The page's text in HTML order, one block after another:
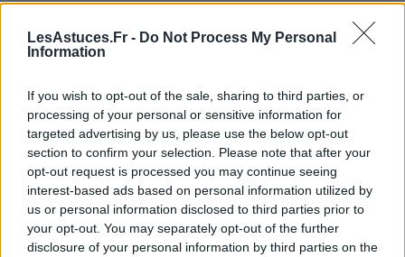
LesAstuces.Fr - Do Not Process My Personal
Information
If you wish to opt-out of the sale, sharing to third parties, or
processing of your personal or sensitive information for
targeted advertising by us, please use the below opt-out
section to confirm your selection. Please note that after your
opt-out request is processed you may continue seeing
interest-based ads based on personal information utilized by
us or personal information disclosed to third parties prior to
your opt-out. You may separately opt-out of the further
disclosure of your personal information by third parties on the
Soyez concis et précis :Une lettre de motivation
ne doit généralement pas dépasser une page.
Allez à l’essentiel, évitez les phrases longues ou
Adaptez votre ton et votre contenu : Mettez en
avant ce qui est pertinent pour le poste ou la
formation visée. Faites des liens entre votre profil
et les attentes exprimées dans l’offre.
Utilisez des exemples concrets :Illustrer vos
compétences avec des expériences précises
renforce votre crédibilité.